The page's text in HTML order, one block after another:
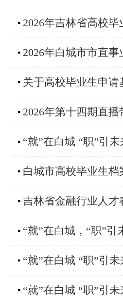
▪ 2026年吉林省高校
▪ 2026年白城市市直
▪ 关于高校毕业生申
▪ 2026年第十四期直播
▪ “就”在白城 “职”引
▪ 白城市高校毕业生档
▪ 吉林省金融行业人
▪ “就”在白城，“职”
▪ “就”在白城 “职”引
▪ “就”在白城 “职”引